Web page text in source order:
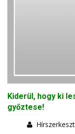
Kiderül, hogy ki
győztese!